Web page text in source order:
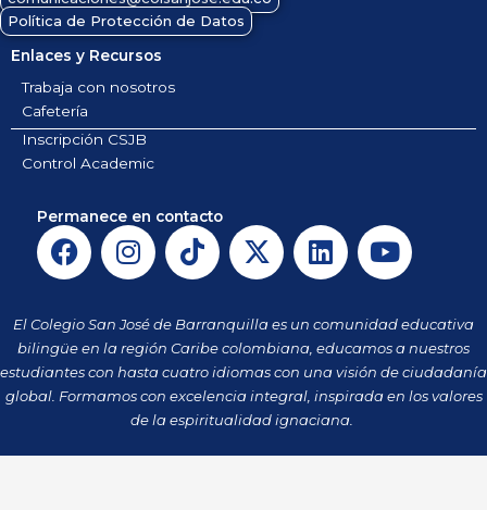
Política de Protección de Datos
Enlaces y Recursos
Trabaja con nosotros
Cafetería
Inscripción CSJB
Control Academic
Permanece en contacto
F
a
e
b
o
o
I
n
t
a
g
r
a
m
T
i
t
o
k
X
-
w
i
t
t
e
r
L
i
k
e
d
i
n
Y
o
t
u
b
e
El Colegio San José de Barranquilla es un comunidad educativa
bilingüe en la región Caribe colombiana, educamos a nuestros
estudiantes con hasta cuatro idiomas con una visión de ciudadanía
global. Formamos con excelencia integral, inspirada en los valores
de la espiritualidad ignaciana.